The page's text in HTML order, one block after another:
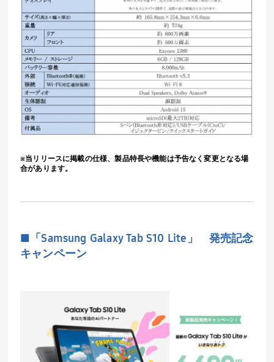
※当リリースに掲載の仕様、製品特長や機能は予告なく変更となる場
合があります。
■ 「Samsung Galaxy Tab S10 Lite 」 発売記念
キャンペーン